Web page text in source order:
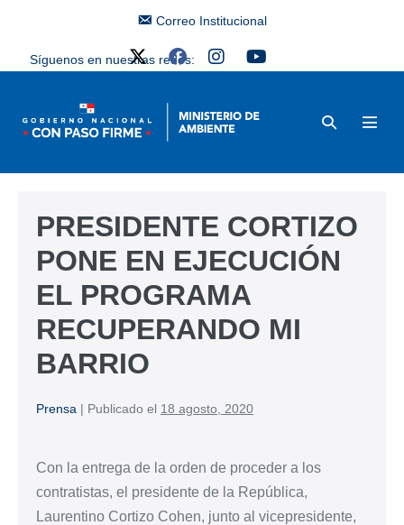
Correo Institucional
Síguenos en nuestras redes:
PRESIDENTE CORTIZO
PONE EN EJECUCIÓN
EL PROGRAMA
RECUPERANDO MI
BARRIO
Prensa | Publicado el 18 agosto, 2020
Con la entrega de la orden de proceder a los
contratistas, el presidente de la República,
Laurentino Cortizo Cohen, junto al vicepresidente,